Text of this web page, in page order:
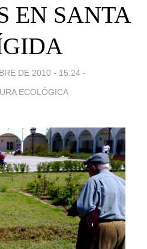
EN SANTA
DE 2010 - 15:24 -
ECOLÓGICA